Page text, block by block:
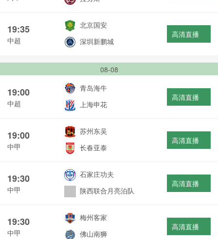
19:35
中超
北京国安
深圳新鹏城
高清直播
08-08
19:00
中超
青岛海牛
上海申花
高清直播
19:00
中甲
苏州东吴
长春亚泰
高清直播
19:30
中甲
石家庄功夫
陕西联合月亮泊队
高清直播
19:30
中甲
梅州客家
佛山南狮
高清直播